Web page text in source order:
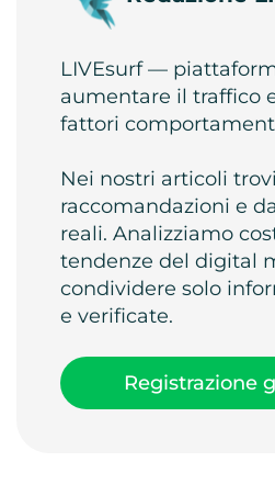
LIVEsurf —
aumentare il traffico
fattori
Nei nostri articoli
raccomandazioni e
reali. Analizziamo
tendenze del digital
condividere solo
e verificate.
Registrazione